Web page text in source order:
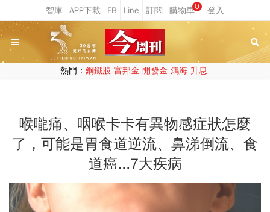
0
熱門： 鋼鐵股 富邦金 開發金 鴻海 升息
喉嚨痛、咽喉卡卡有異物感症狀怎麼
了，可能是胃食道逆流、鼻涕倒流、食
道癌...7大疾病